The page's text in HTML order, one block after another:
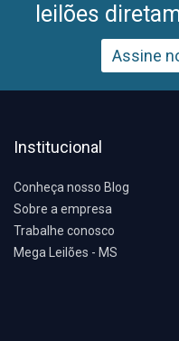
leilões
Assine
Institucional
Conheça nosso Blog
Sobre a empresa
Trabalhe conosco
Mega Leilões - MS